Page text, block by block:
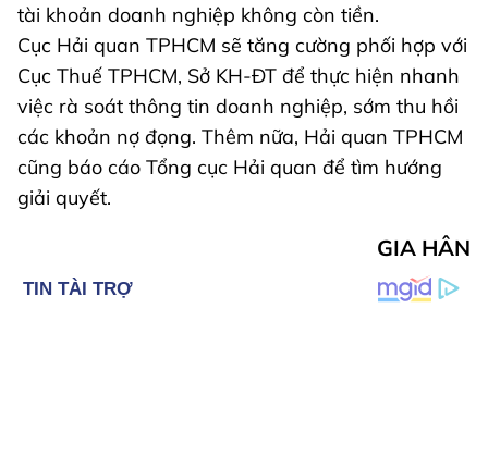
tài khoản doanh nghiệp không còn tiền.
Cục Hải quan TPHCM sẽ tăng cường phối hợp với
Cục Thuế TPHCM, Sở KH-ĐT để thực hiện nhanh
việc rà soát thông tin doanh nghiệp, sớm thu hồi
các khoản nợ đọng. Thêm nữa, Hải quan TPHCM
cũng báo cáo Tổng cục Hải quan để tìm hướng
giải quyết.
GIA HÂN